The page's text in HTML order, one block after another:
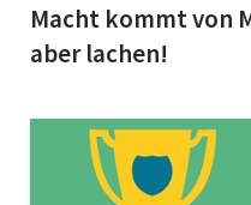
Macht kommt von
aber lachen!